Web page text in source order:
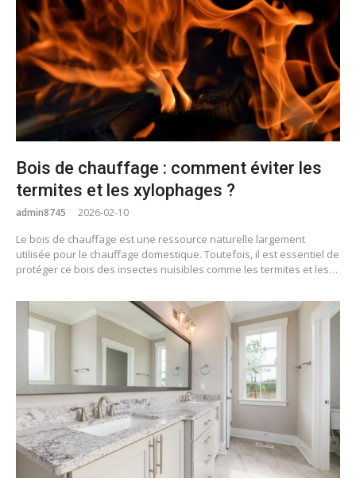
Bois de chauffage : comment éviter les
termites et les xylophages ?
admin8745 2026-02-10
Le bois de chauffage est une ressource naturelle largement
utilisée pour le chauffage domestique. Toutefois, il est essentiel de
protéger ce bois des insectes nuisibles comme les termites et les…